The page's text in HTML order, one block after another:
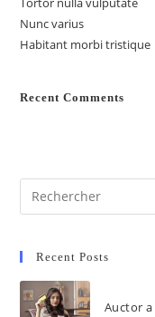
Nunc varius
Habitant morbi tristique
Recent Comments
Recent Posts
Auctor